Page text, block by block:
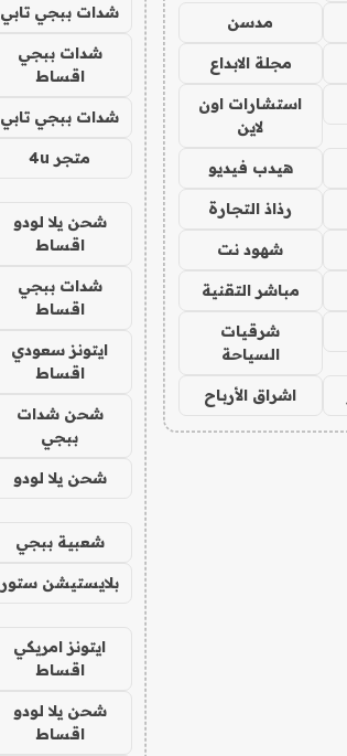
مدسن
مجلة الابداع
استشارات اون
لاين
هيدب فيديو
رذاذ التجارة
شهود نت
مباشر التقنية
شرقيات
السياحة
اشراق الأرباح
شدات ببجي تابي
شدات ببجي
اقساط
شدات ببجي تابي
متجر 4u
شحن يلا لودو
اقساط
شدات ببجي
اقساط
ايتونز سعودي
اقساط
شحن شدات
ببجي
شحن يلا لودو
شعبية ببجي
بلايستيشن ستور
ايتونز امريكي
اقساط
شحن يلا لودو
اقساط